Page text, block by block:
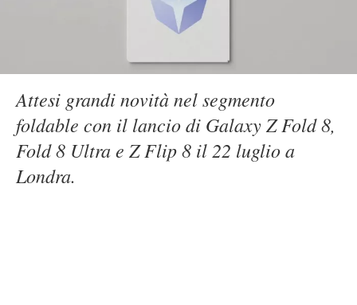
Attesi grandi novità nel segmento
foldable con il lancio di Galaxy Z Fold 8,
Fold 8 Ultra e Z Flip 8 il 22 luglio a
Londra.